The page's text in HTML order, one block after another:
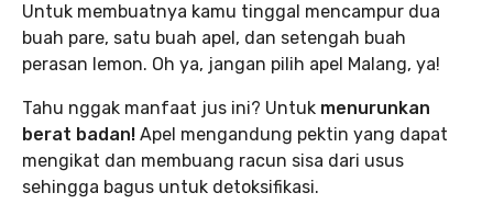
Untuk membuatnya kamu tinggal mencampur dua
buah pare, satu buah apel, dan setengah buah
perasan lemon. Oh ya, jangan pilih apel Malang, ya!
Tahu nggak manfaat jus ini? Untuk menurunkan
berat badan! Apel mengandung pektin yang dapat
mengikat dan membuang racun sisa dari usus
sehingga bagus untuk detoksifikasi.